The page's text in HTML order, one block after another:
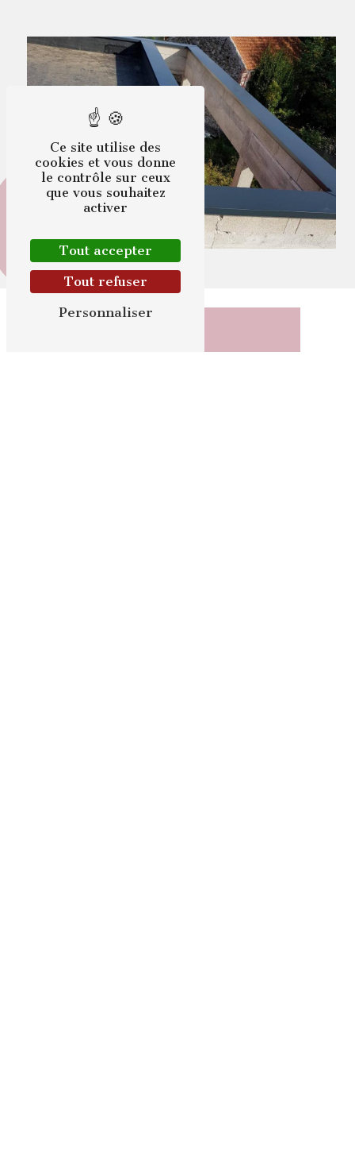
Ce site utilise des
cookies et vous donne
le contrôle sur ceux
que vous souhaitez
activer
Tout accepter
Tout refuser
Personnaliser